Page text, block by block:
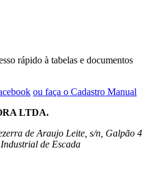
rápido à tabelas e documentos
ou faça o Cadastro Manual
LTDA.
de Araujo Leite, s/n, Galpão 4
de Escada